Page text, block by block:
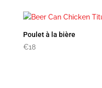
Poulet à la bière
€18